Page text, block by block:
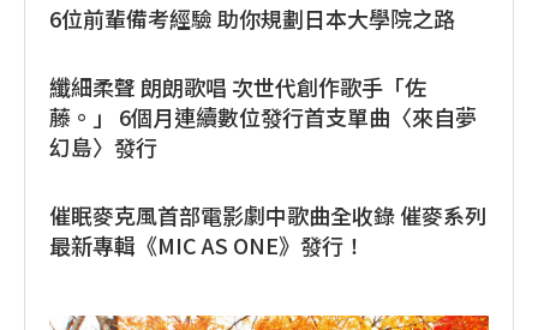
6位前輩備考經驗 助你規劃日本大學院之路
纖細柔聲 朗朗歌唱 次世代創作歌手「佐
藤。」 6個月連續數位發行首支單曲〈來自夢
幻島〉發行
催眠麥克風首部電影劇中歌曲全收錄 催麥系列
最新專輯《MIC AS ONE》發行！